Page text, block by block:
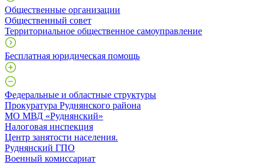
Общественные организации
Общественный совет
Территориальное общественное самоуправление
Бесплатная юридическая помощь
Федеральные и областные структуры
Прокуратура Руднянского района
МО МВД «Руднянский»
Налоговая инспекция
Центр занятости населения.
Руднянский ГПО
Военный комиссариат